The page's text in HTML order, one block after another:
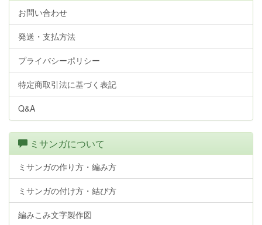
お問い合わせ
発送・支払方法
プライバシーポリシー
特定商取引法に基づく表記
Q&A
ミサンガについて
ミサンガの作り方・編み方
ミサンガの付け方・結び方
編みこみ文字製作図